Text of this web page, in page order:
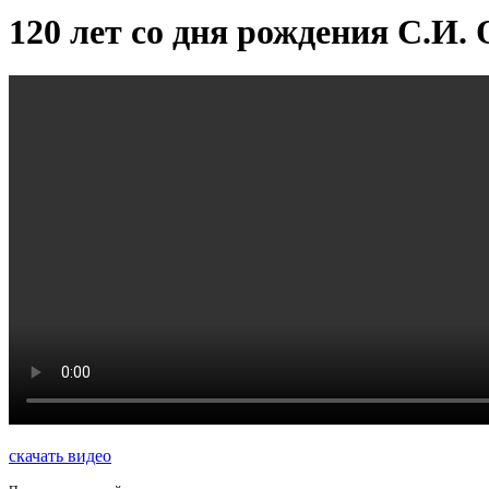
120 лет со дня рождения С.И.
скачать видео